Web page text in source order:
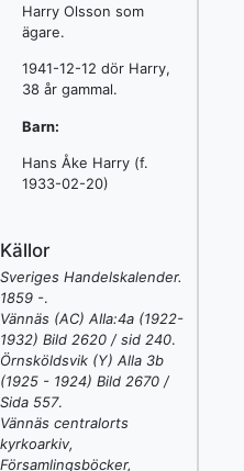
Harry Olsson som
ägare.
1941-12-12 dör Harry,
38 år gammal.
Barn:
Hans Åke Harry (f.
1933-02-20)
Källor
Sveriges Handelskalender.
1859 -.
Vännäs (AC) AIIa:4a (1922-
1932) Bild 2620 / sid 240.
Örnsköldsvik (Y) Alla 3b
(1925 - 1924) Bild 2670 /
Sida 557.
Vännäs centralorts
kyrkoarkiv,
Församlingsböcker,